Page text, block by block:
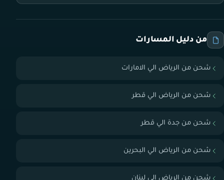
من دليل المسارات
شحن من الرياض الي الامارات
شحن من الرياض الي قطر
شحن من جدة الي قطر
شحن من الرياض الي البحرين
شحن من الرياض الي لبنان